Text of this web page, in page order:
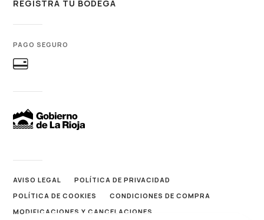
REGISTRA TU BODEGA
PAGO SEGURO
AVISO LEGAL
POLÍTICA DE PRIVACIDAD
POLÍTICA DE COOKIES
CONDICIONES DE COMPRA
MODIFICACIONES Y CANCELACIONES